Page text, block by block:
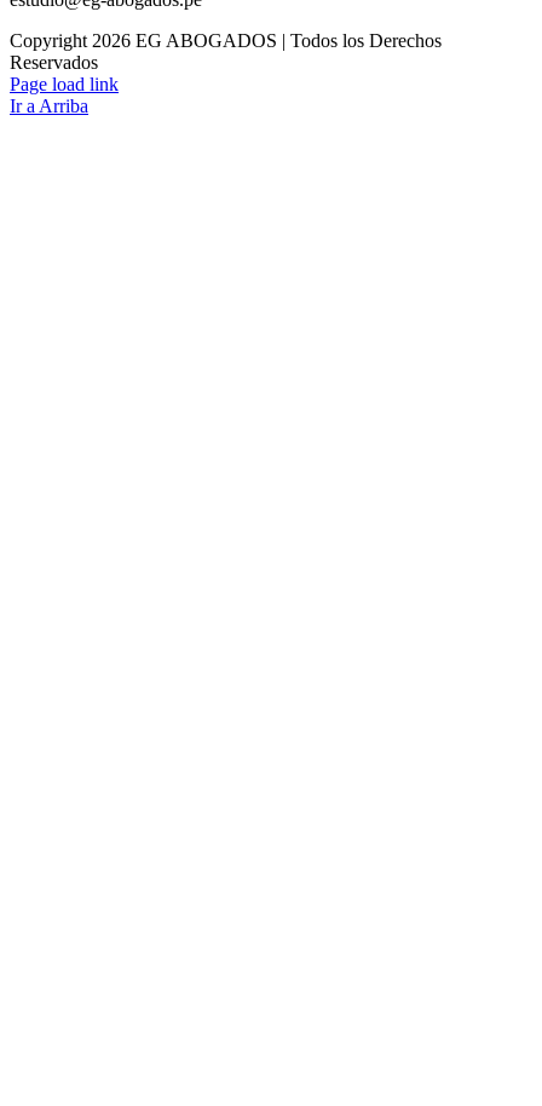
Copyright 2026 EG ABOGADOS | Todos los Derechos
Reservados
Page load link
Ir a Arriba